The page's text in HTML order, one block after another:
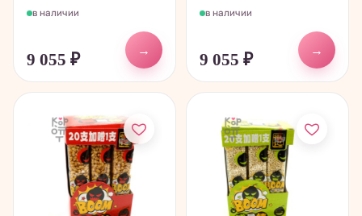
в наличии
9 055 ₽
→
в наличии
9 055 ₽
→